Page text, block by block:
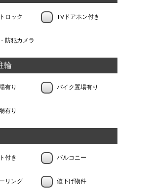
ロック TVドアホン付き
防犯カメラ
輪
有り バイク置場有り
有り
付き バルコニー
リング 値下げ物件